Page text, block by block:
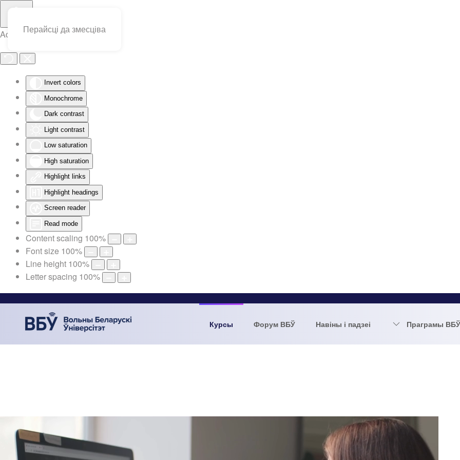
Accessibility Tools
Invert colors
Monochrome
Dark contrast
Light contrast
Low saturation
High saturation
Highlight links
Highlight headings
Screen reader
Read mode
Content scaling 100%
Font size 100%
Line height 100%
Letter spacing 100%
Перайсці да змесціва
Курсы Форум ВБЎ Навіны і падзеі Праграмы ВБЎ